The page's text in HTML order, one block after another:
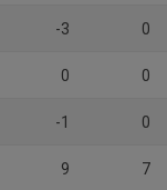
-3 0
0 0
-1 0
9 7